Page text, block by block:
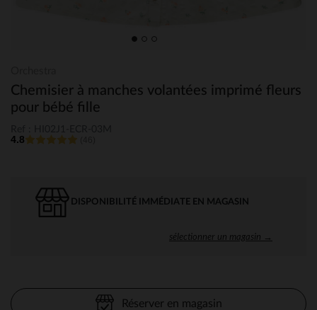
Chemisier à manches volantées imprimé fleurs
pour bébé fille
4.8
DISPONIBILITÉ IMMÉDIATE EN MAGASIN
sélectionner un magasin →
Réserver en magasin